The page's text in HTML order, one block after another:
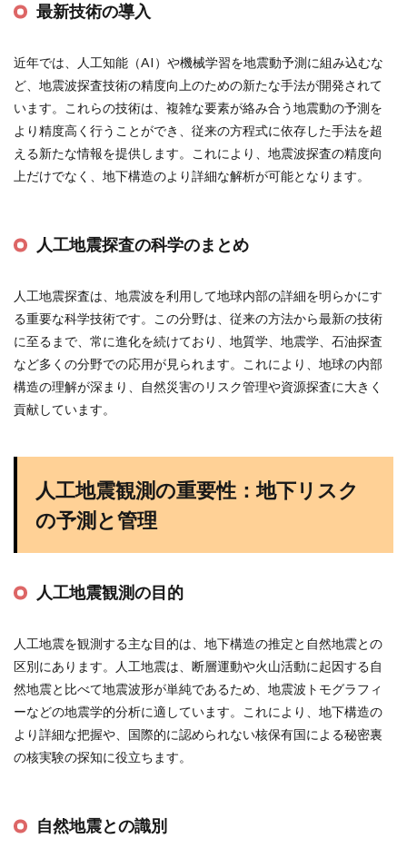
最新技術の導入
近年では、人工知能（AI）や機械学習を地震動予測に組み込むな
ど、地震波探査技術の精度向上のための新たな手法が開発されて
います。これらの技術は、複雑な要素が絡み合う地震動の予測を
より精度高く行うことができ、従来の方程式に依存した手法を超
える新たな情報を提供します。これにより、地震波探査の精度向
上だけでなく、地下構造のより詳細な解析が可能となります​​。
人工地震探査の科学のまとめ
人工地震探査は、地震波を利用して地球内部の詳細を明らかにす
る重要な科学技術です。この分野は、従来の方法から最新の技術
に至るまで、常に進化を続けており、地質学、地震学、石油探査
など多くの分野での応用が見られます。これにより、地球の内部
構造の理解が深まり、自然災害のリスク管理や資源探査に大きく
貢献しています。
人工地震観測の重要性：地下リスク
の予測と管理
人工地震観測の目的
人工地震を観測する主な目的は、地下構造の推定と自然地震との
区別にあります。人工地震は、断層運動や火山活動に起因する自
然地震と比べて地震波形が単純であるため、地震波トモグラフィ
ーなどの地震学的分析に適しています。これにより、地下構造の
より詳細な把握や、国際的に認められない核保有国による秘密裏
の核実験の探知に役立ちます​​。
自然地震との識別